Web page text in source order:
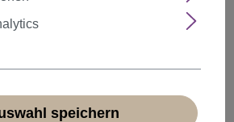
5% 14,24 €*
speichern